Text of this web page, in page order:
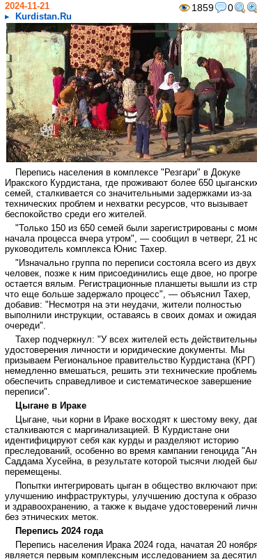
1859 0
2024-11-21
Kurdistan.Ru
Перепись населения в комплексе "Резгари" в Докуке
Иракского Курдистана, где проживают более 650
семей, сталкивается со значительными задержками из-за
технических проблем и нехватки ресурсов, что вызывает
беспокойство среди его жителей.
"Только 150 из 650 семей были зарегистрированы с
начала процесса вчера утром", — сообщил в четверг, 21
руководитель комплекса Юнис Тахер.
"Изначально группа по переписи состояла всего из двух
человек, позже к ним присоединились еще двое, но
остается вялым. Регистрационные планшеты вышли из
что еще больше задержало процесс", — объяснил Тахер,
добавив: "Несмотря на эти неудачи, жители полностью
выполнили инструкции, оставаясь в своих домах и
очереди".
Тахер подчеркнул: "У всех жителей есть
удостоверения личности и юридические документы. Мы
призываем Региональное правительство Курдистана (КРГ)
немедленно вмешаться, решить эти технические
обеспечить справедливое и систематическое завершение
переписи".
Цыгане в Ираке
Цыгане, чьи корни в Ираке восходят к шестому веку,
сталкиваются с маргинализацией. В Курдистане они
идентифицируют себя как курды и разделяют историю
преследований, особенно во время кампании геноцида
Саддама Хусейна, в результате которой тысячи людей
перемещены.
Попытки интегрировать цыган в общество включают
улучшению инфраструктуры, улучшению доступа к
и здравоохранению, а также к выдаче удостоверений
без этнических меток.
Перепись 2024 года
Перепись населения Ирака 2024 года, начатая 20
является первым комплексным исследованием за